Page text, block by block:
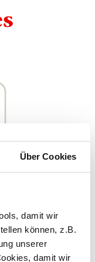
Über Cookies
damit wir
können, z.B.
unserer
damit wir